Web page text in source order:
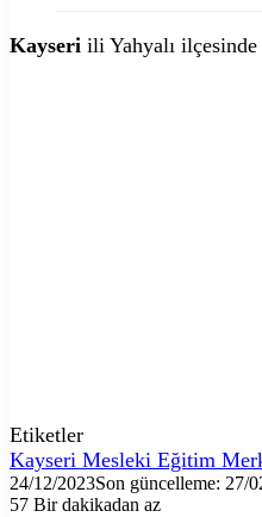
Kayseri ili Yahyalı
Etiketler
Kayseri Mesleki Eğitim
24/12/2023Son güncelleme: 27/
57 Bir dakikadan az